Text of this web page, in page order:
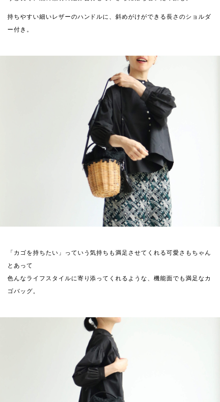
持ちやすい細いレザーのハンドルに、斜めがけができる長さのショルダ
ー付き。
「カゴを持ちたい」っていう気持ちも満足させてくれる可愛さもちゃん
とあって
色んなライフスタイルに寄り添ってくれるような、機能面でも満足なカ
ゴバッグ。